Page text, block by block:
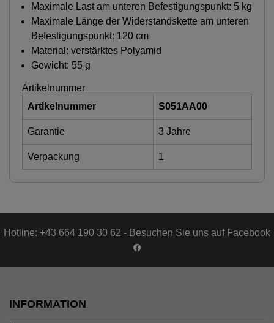
Maximale Last am unteren Befestigungspunkt: 5 kg
Maximale Länge der Widerstandskette am unteren
Befestigungspunkt: 120 cm
Material: verstärktes Polyamid
Gewicht: 55 g
Artikelnummer
Artikelnummer
S051AA00
Garantie 3 Jahre
Verpackung 1
Hotline: +43 664 190 30 62 - Besuchen Sie uns auf Facebook
INFORMATION